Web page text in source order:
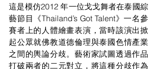
這是模仿2012 年一位戈戈舞者在泰國綜
藝節目《Thailand’s Got Talent》一名參
賽者上的人體繪畫表演，當時該演出掀
起公眾就佛教道德倫理與泰國色情產業
之間的輿論分歧。藝術家試圖透過作品
打破兩者的二元對立，將這種分歧作為